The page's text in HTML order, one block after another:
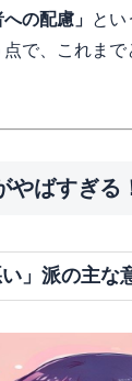
の配慮」 とい
で、これまで
ばすぎる
い」派の主な